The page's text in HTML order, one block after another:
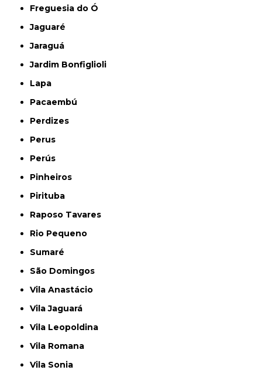
Freguesia do Ó
Jaguaré
Jaraguá
Jardim Bonfiglioli
Lapa
Pacaembú
Perdizes
Perus
Perús
Pinheiros
Pirituba
Raposo Tavares
Rio Pequeno
Sumaré
São Domingos
Vila Anastácio
Vila Jaguará
Vila Leopoldina
Vila Romana
Vila Sonia